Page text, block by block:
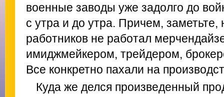
военные заводы уже задолго до
с утра и до утра. Причем, заметьте,
работников не работал
имиджмейкером, трейдером,
Все конкретно пахали на
Куда же делся произведенный